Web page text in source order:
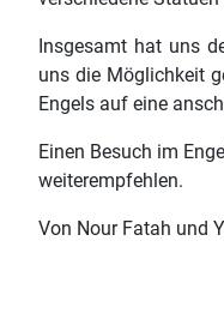
Insgesamt hat uns
uns die Möglichkeit
Engels auf eine
Einen Besuch im
weiterempfehlen.
Von Nour Fatah und